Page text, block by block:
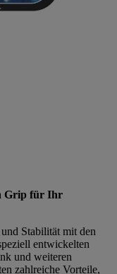
Grip für Ihr
Stabilität mit den
entwickelten
und weiteren
zahlreiche Vorteile,